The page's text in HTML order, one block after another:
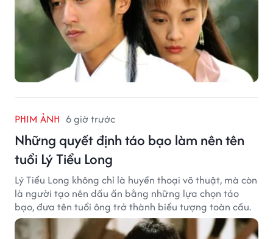
PHIM ẢNH 6 giờ trước
Những quyết định táo bạo làm nên tên
tuổi Lý Tiểu Long
Lý Tiểu Long không chỉ là huyền thoại võ thuật, mà còn
là người tạo nên dấu ấn bằng những lựa chọn táo
bạo, đưa tên tuổi ông trở thành biểu tượng toàn cầu.